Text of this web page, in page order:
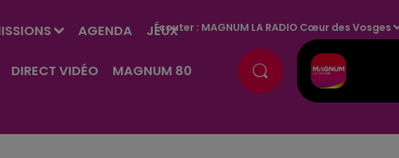
AGENDA JEUX
DIRECT VIDÉO MAGNUM 80
Écouter : MAGNUM LA RADIO Cœur des Vosges